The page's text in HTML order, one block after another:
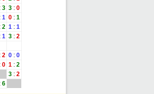
: 3 3 : 0
: 1 0 : 1
: 2 1 : 1
: 1 3 : 2
: 2 0 : 0
: 0 1 : 2
3 : 2
: 6